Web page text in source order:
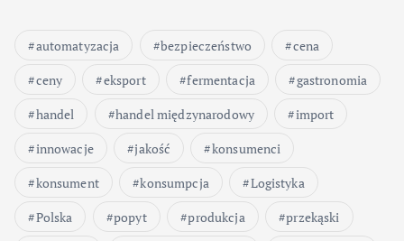
automatyzacja bezpieczeństwo
cena
ceny
eksport fermentacja
gastronomia
handel
handel międzynarodowy
import
innowacje
jakość
konsumenci
konsument
konsumpcja
Logistyka
Polska
popyt produkcja
przekąski